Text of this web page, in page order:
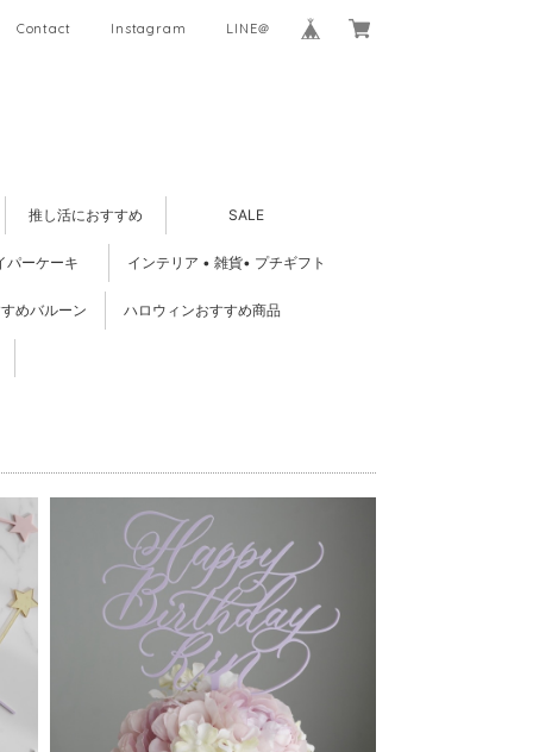
Contact Instagram LINE＠
推し活におすすめ SALE
パーケーキ インテリア • 雑貨• プチギフト
めバルーン ハロウィンおすすめ商品